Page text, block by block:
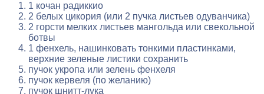
1 кочан радиккио
2 белых цикория (или 2 пучка листьев одуванчика)
2 горсти мелких листьев мангольда или свекольной
ботвы
1 фенхель, нашинковать тонкими пластинками,
верхние зеленые листики сохранить
пучок укропа или зелень фенхеля
пучок кервеля (по желанию)
пучок шнитт-лука